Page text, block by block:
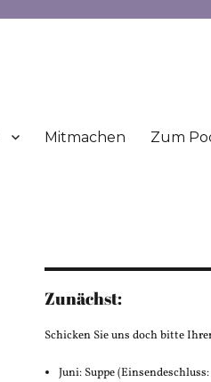
Mitmachen Zum
Zunächst:
Schicken Sie uns doch bitte
Juni: Suppe